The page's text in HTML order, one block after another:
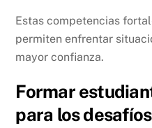
Estas competencias
permiten enfrentar
mayor confianza.
Formar
para los